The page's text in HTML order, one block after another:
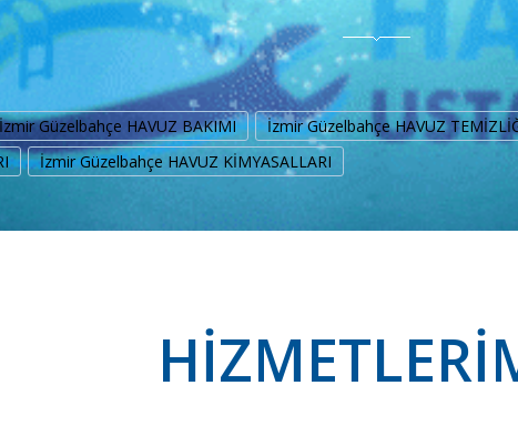
İzmir Güzelbahçe HAVUZ BAKIMI İzmir Güzelbahçe HAVUZ
İzmir Güzelbahçe HAVUZ KİMYASALLARI